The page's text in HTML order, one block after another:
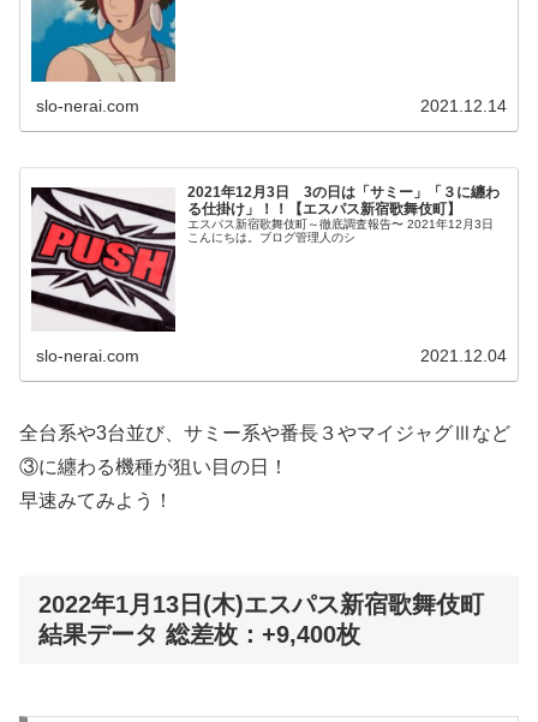
slo-nerai.com 2021.12.14
2021年12月3日 3の日は「サミー」「３に纏わ
る仕掛け」！！【エスパス新宿歌舞伎町】
エスパス新宿歌舞伎町～徹底調査報告〜 2021年12月3日
こんにちは。ブログ管理人のシ
slo-nerai.com 2021.12.04
全台系や3台並び、サミー系や番長３やマイジャグⅢなど
③に纏わる機種が狙い目の日！
早速みてみよう！
2022年1月13日(木)エスパス新宿歌舞伎町
結果データ 総差枚：+9,400枚